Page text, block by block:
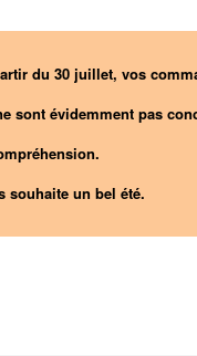
du 30 juillet, vos
sont évidemment pas
souhaite un bel été.